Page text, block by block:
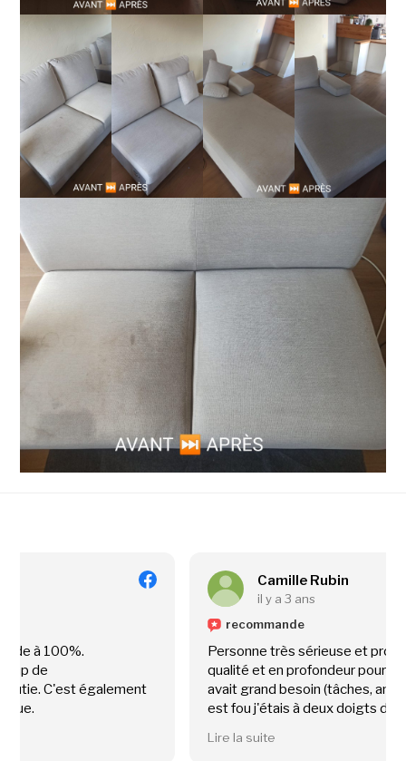
Camille Rubin
Personne très sérieuse et pro. Nettoyage de
qualité et en profondeur pour mon canapé qui en
avait grand besoin (tâches, animaux ...) Le résultat
est fou j'étais à deux doigts de le jeter.